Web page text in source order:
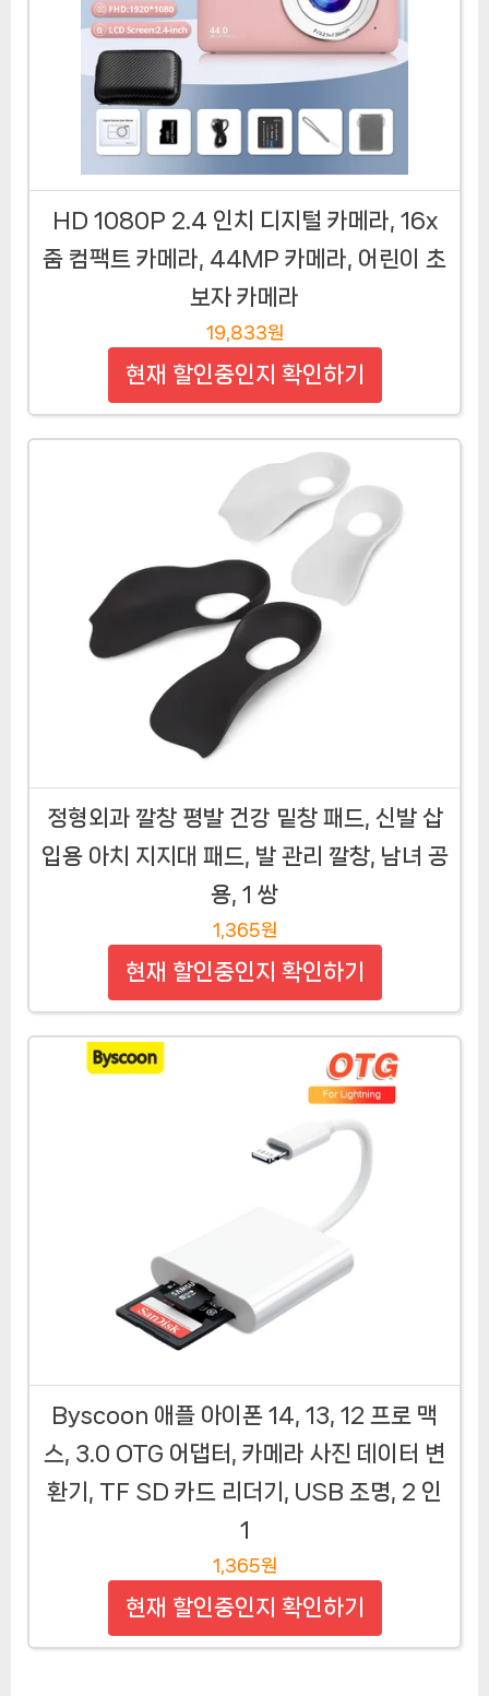
HD 1080P 2.4 인치 디지털 카메라, 16x
줌 컴팩트 카메라, 44MP 카메라, 어린이 초
보자 카메라
19,833원
현재 할인중인지 확인하기
정형외과 깔창 평발 건강 밑창 패드, 신발 삽
입용 아치 지지대 패드, 발 관리 깔창, 남녀 공
용, 1 쌍
1,365원
현재 할인중인지 확인하기
Byscoon 애플 아이폰 14, 13, 12 프로 맥
스, 3.0 OTG 어댑터, 카메라 사진 데이터 변
환기, TF SD 카드 리더기, USB 조명, 2 인
1
1,365원
현재 할인중인지 확인하기